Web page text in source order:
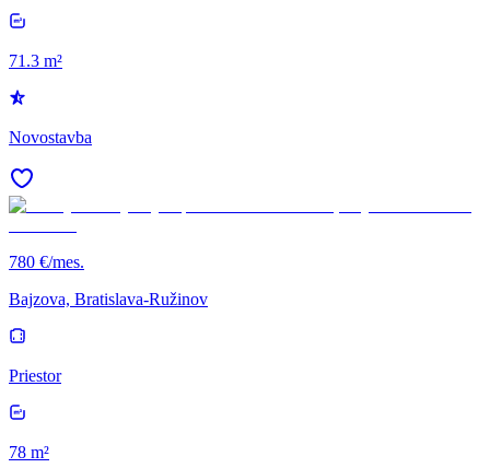
71.3 m²
Novostavba
780 €/mes.
Bajzova, Bratislava-Ružinov
Priestor
78 m²